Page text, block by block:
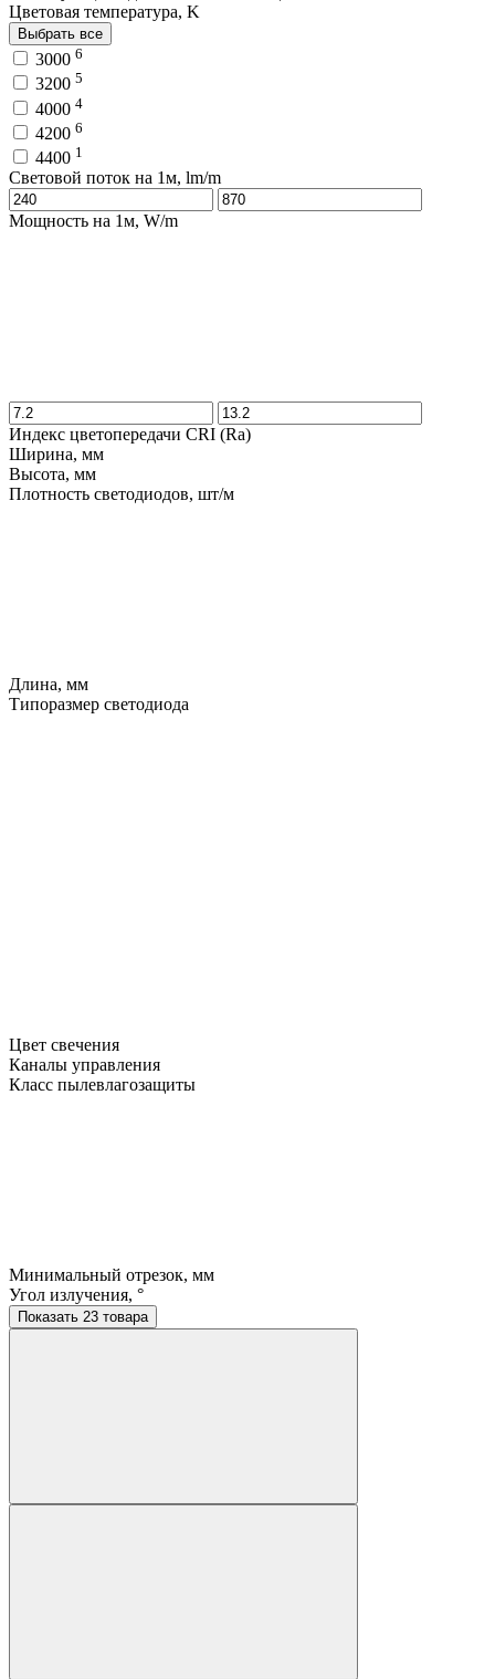
Цветовая температура, K
Выбрать все
3000 6
3200 5
4000 4
4200 6
4400 1
Световой поток на 1м, lm/m
Мощность на 1м, W/m
Индекс цветопередачи CRI (Ra)
Ширина, мм
Высота, мм
Плотность светодиодов, шт/м
Длина, мм
Типоразмер светодиода
Цвет свечения
Каналы управления
Класс пылевлагозащиты
Минимальный отрезок, мм
Угол излучения, °
Показать 23 товара